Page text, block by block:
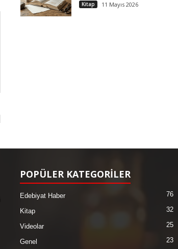
Kitap 11 Mayıs 2026
POPÜLER KATEGORİLER
Edebiyat Haber 76
Kitap 32
Videolar 25
Genel 23